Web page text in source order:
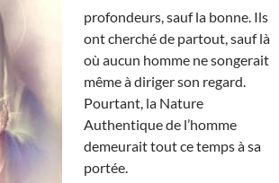
profondeurs, sauf la bonne. Ils
ont cherché de partout, sauf là
où aucun homme ne songerait
même à diriger son regard.
Pourtant, la Nature
Authentique de l’homme
demeurait tout ce temps à sa
portée.